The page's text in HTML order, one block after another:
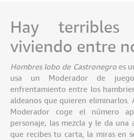
Hay terribles
viviendo entre
Hombres lobo de Castronegroes
usa un Moderador de
enfrentamiento entre los
aldeanos que quieren eliminarlos.
Moderador coge el número
personaje, las mezcla y le da una
que recibes tu carta, la miras en